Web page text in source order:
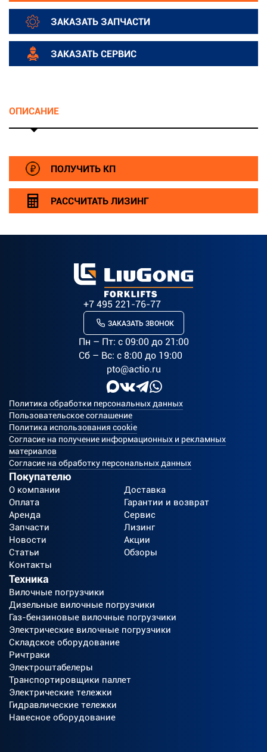
ЗАКАЗАТЬ ЗАПЧАСТИ
ЗАКАЗАТЬ СЕРВИС
ОПИСАНИЕ
ПОЛУЧИТЬ КП
РАССЧИТАТЬ ЛИЗИНГ
+7 495 221-76-77
ЗАКАЗАТЬ ЗВОНОК
Пн – Пт: c 09:00 до 21:00
Сб – Вс: с 8:00 до 19:00
pto@actio.ru
Политика обработки персональных данных
Пользовательское соглашение
Политика использования cookie
Согласие на получение информационных и рекламных
материалов
Согласие на обработку персональных данных
Покупателю
О компании
Доставка
Оплата
Гарантии и возврат
Аренда
Сервис
Запчасти
Лизинг
Новости
Акции
Статьи
Обзоры
Контакты
Техника
Вилочные погрузчики
Дизельные вилочные погрузчики
Газ-бензиновые вилочные погрузчики
Электрические вилочные погрузчики
Складское оборудование
Ричтраки
Электроштабелеры
Транспортировщики паллет
Электрические тележки
Гидравлические тележки
Навесное оборудование